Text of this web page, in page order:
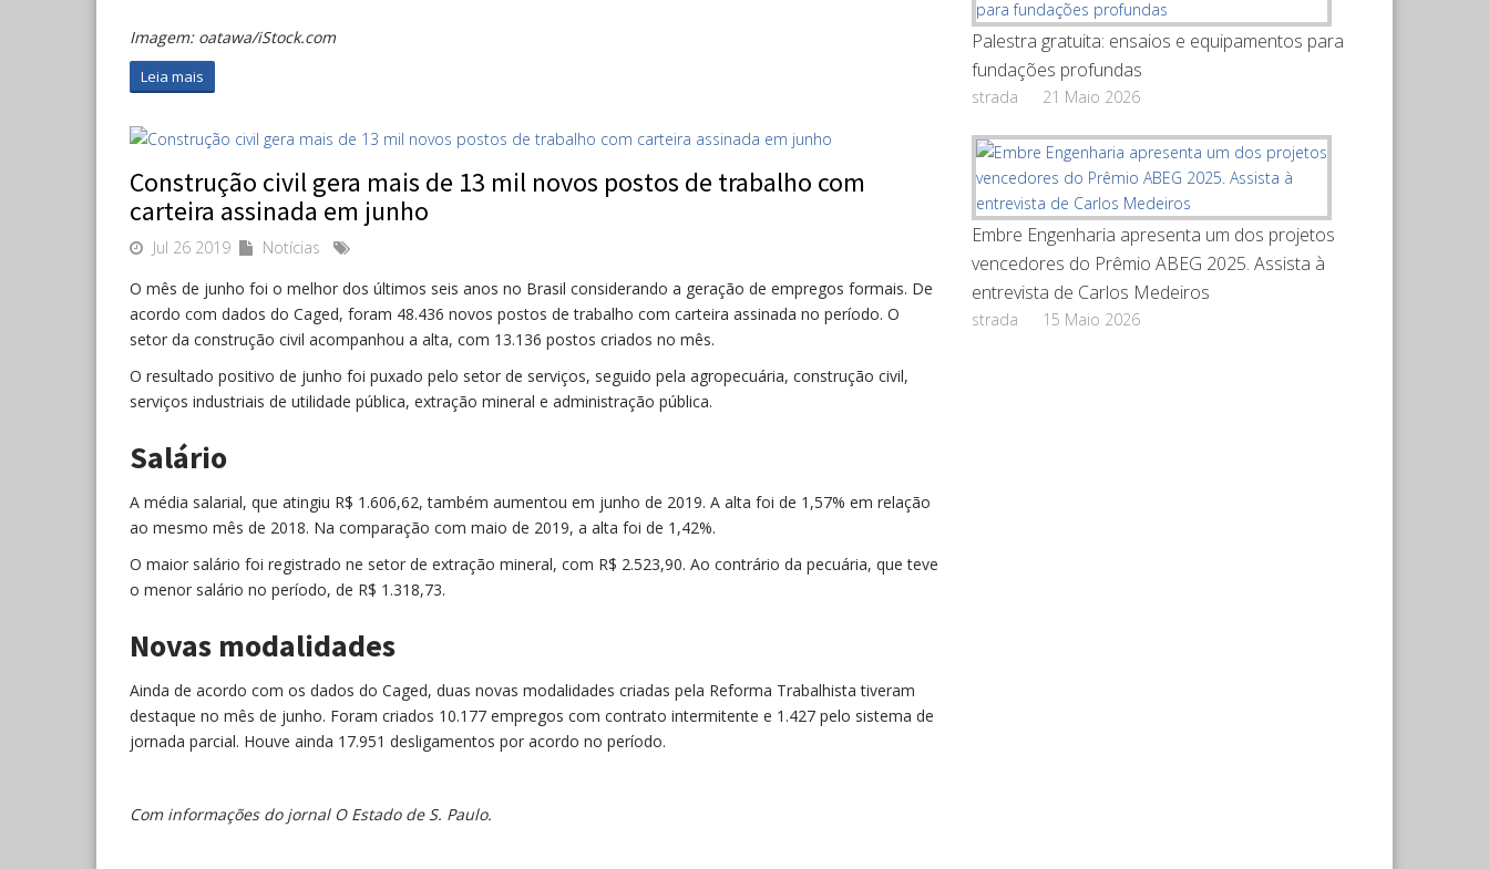
Imagem: oatawa/iStock.com
Leia mais
Construção civil gera mais de 13 mil novos postos de trabalho com
carteira assinada em junho
Jul 26 2019
Notícias
O mês de junho foi o melhor dos últimos seis anos no Brasil considerando a geração de empregos formais. De
acordo com dados do Caged, foram 48.436 novos postos de trabalho com carteira assinada no período. O
setor da construção civil acompanhou a alta, com 13.136 postos criados no mês.
O resultado positivo de junho foi puxado pelo setor de serviços, seguido pela agropecuária, construção civil,
serviços industriais de utilidade pública, extração mineral e administração pública.
Salário
A média salarial, que atingiu R$ 1.606,62, também aumentou em junho de 2019. A alta foi de 1,57% em relação
ao mesmo mês de 2018. Na comparação com maio de 2019, a alta foi de 1,42%.
O maior salário foi registrado ne setor de extração mineral, com R$ 2.523,90. Ao contrário da pecuária, que teve
o menor salário no período, de R$ 1.318,73.
Novas modalidades
Ainda de acordo com os dados do Caged, duas novas modalidades criadas pela Reforma Trabalhista tiveram
destaque no mês de junho. Foram criados 10.177 empregos com contrato intermitente e 1.427 pelo sistema de
jornada parcial. Houve ainda 17.951 desligamentos por acordo no período.
Com informações do jornal O Estado de S. Paulo.
Palestra gratuita: ensaios e equipamentos para
fundações profundas
strada 21 Maio 2026
Embre Engenharia apresenta um dos projetos
vencedores do Prêmio ABEG 2025. Assista à
entrevista de Carlos Medeiros
strada 15 Maio 2026